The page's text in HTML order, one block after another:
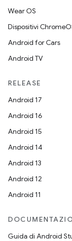
Wear OS
Dispositivi
Android for Cars
Android TV
RELEASE
Android 17
Android 16
Android 15
Android 14
Android 13
Android 12
Android 11
Guida di Android